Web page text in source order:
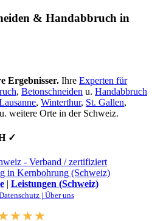
& Handabbruch in
Ergebnisser. Ihre Experten für
, Betonschneiden u. Handabbruch
, Winterthur, St. Gallen,
u. weitere Orte in der Schweiz.
✓
| Leistungen (Schweiz)
| Über uns